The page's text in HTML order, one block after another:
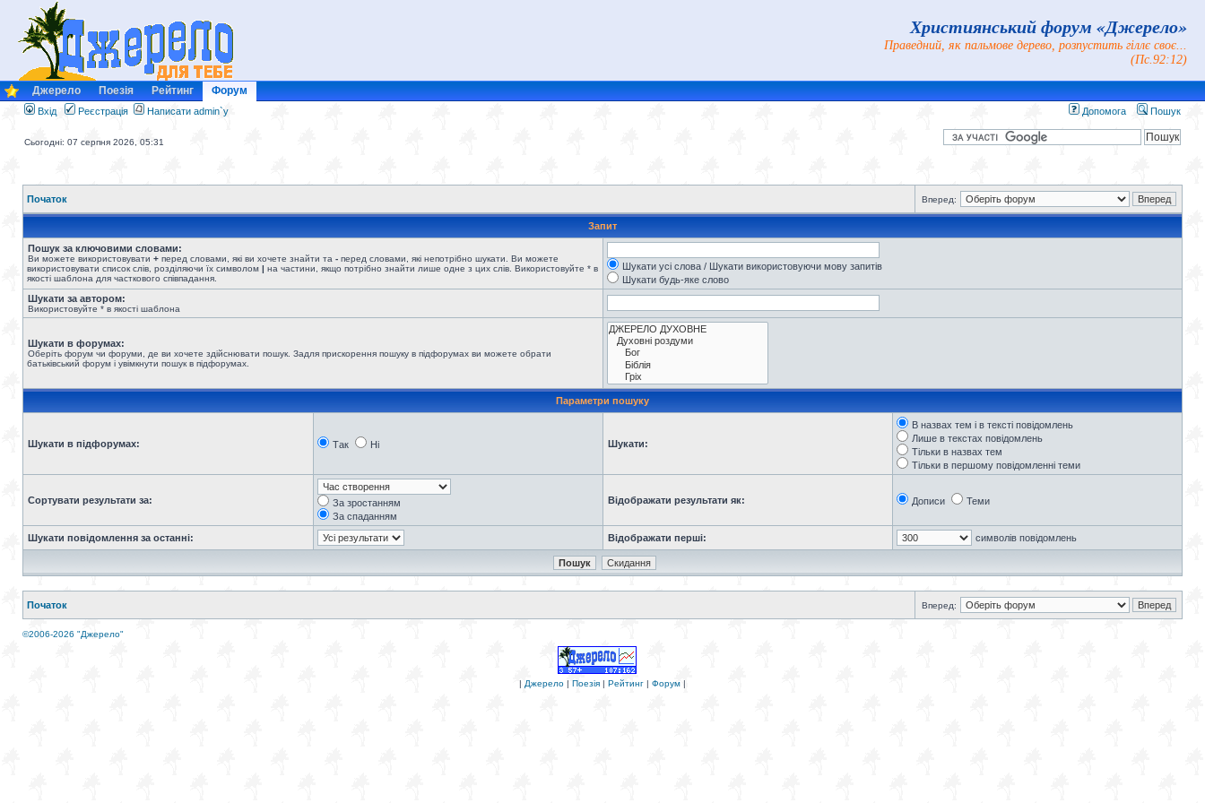
Християнський форум «Джерело»
Праведний, як пальмове дерево, розпустить гіллє своє...
(Пс.92:12)
Джерело Поезія Рейтинг Форум
Вхід Реєстрація Написати admin`у Допомога Пошук
Сьогодні: 07 серпня 2026, 05:31
Початок Вперед:
Запит
Пошук за ключовими словами:
Ви можете використовувати + перед словами, які ви хочете знайти та - перед словами, які непотрібно шукати. Ви можете
використовувати список слів, розділяючи їх символом | на частини, якщо потрібно знайти лише одне з цих слів. Використовуйте * в
якості шаблона для часткового співпадання.
Шукати усі слова / Шукати використовуючи мову запитів
Шукати будь-яке слово
Шукати за автором:
Використовуйте * в якості шаблона
Шукати в форумах:
Оберіть форум чи форуми, де ви хочете здійснювати пошук. Задля прискорення пошуку в підфорумах ви можете обрати
батьківський форум і увімкнути пошук в підфорумах.
Параметри пошуку
Шукати в підфорумах: Так Ні Шукати:
В назвах тем і в тексті повідомлень
Лише в текстах повідомлень
Тільки в назвах тем
Тільки в першому повідомленні теми
Сортувати результати за:
За зростанням
За спаданням
Відображати результати як: Дописи Теми
Шукати повідомлення за останні: Відображати перші: символів повідомлень
Початок Вперед:
©2006-2026 "Джерело"
| Джерело | Поезія | Рейтинг | Форум |